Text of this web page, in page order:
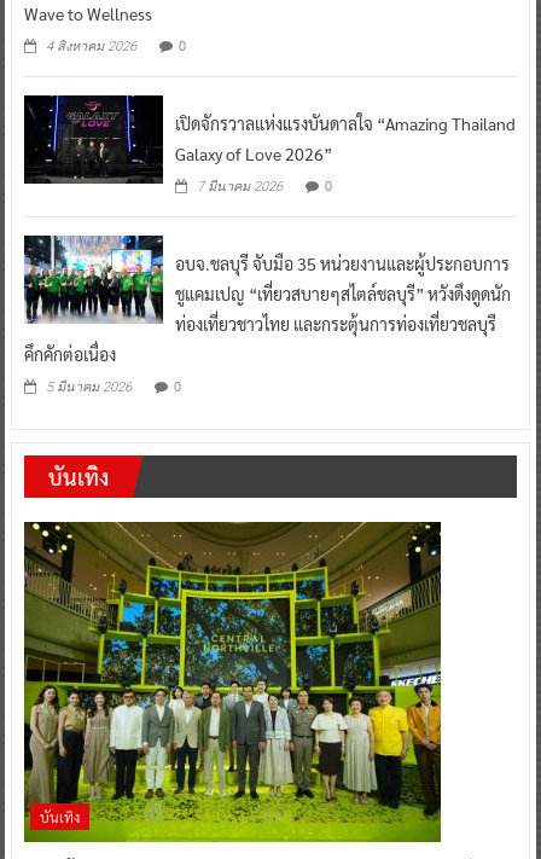
Wave to Wellness
4 สิงหาคม 2026 0
เปิดจักรวาลแห่งแรงบันดาลใจ “Amazing Thailand
Galaxy of Love 2026”
7 มีนาคม 2026 0
อบจ.ชลบุรี จับมือ 35 หน่วยงานและผู้ประกอบการ
ชูแคมเปญ “เที่ยวสบายๆสไตล์ชลบุรี” หวังดึงดูดนัก
ท่องเที่ยวชาวไทย และกระตุ้นการท่องเที่ยวชลบุรี
คึกคักต่อเนื่อง
5 มีนาคม 2026 0
บันเทิง
บันเทิง